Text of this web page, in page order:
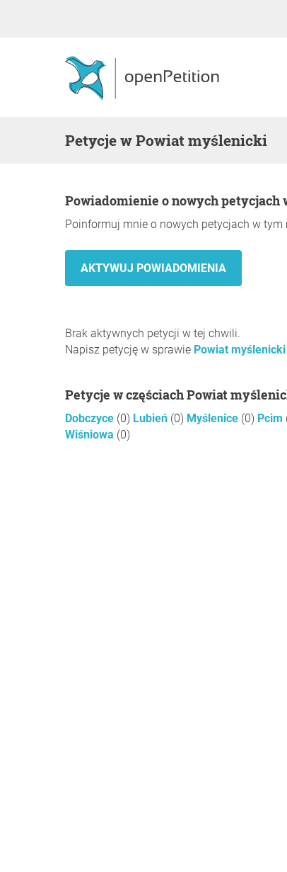
Petycje w Powiat myślenicki
Powiadomienie o nowych
Poinformuj mnie o nowych petycjach w tym
Brak aktywnych petycji w tej chwili.
Napisz petycję w sprawie Powiat myślenicki
Petycje w częściach Powiat
Dobczyce (0) Lubień (0) Myślenice (0) Pcim
Wiśniowa (0)